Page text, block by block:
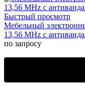
Быстрый просмотр
Мебельный
13,56 MHz с
по запросу